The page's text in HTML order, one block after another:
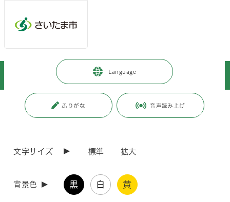
Language
ふりがな 音声読み上げ
文字サイズ 標準 拡大
背景色 黒 白 黄
市政情報 広報・報道 > 映像ライブラリ
ページ番号：J005118
イベント・祭り